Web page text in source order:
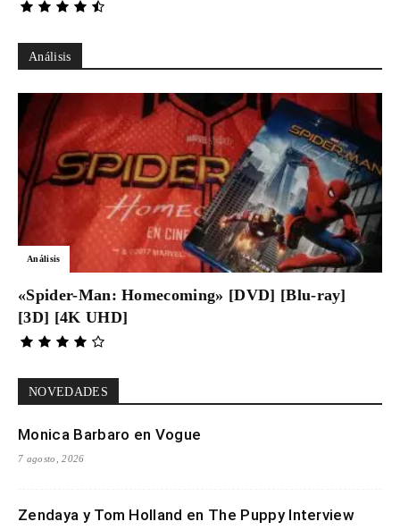
Análisis
Análisis
«Spider-Man: Homecoming» [DVD] [Blu-ray]
[3D] [4K UHD]
NOVEDADES
Monica Barbaro en Vogue
7 agosto, 2026
Zendaya y Tom Holland en The Puppy Interview